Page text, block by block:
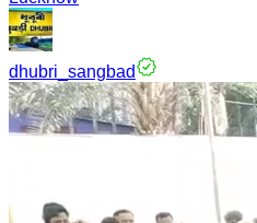
dhubri_sangbad